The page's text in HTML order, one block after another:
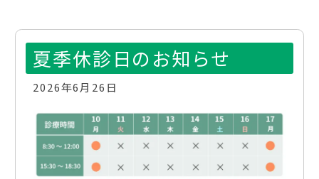
夏季休診日のお知らせ
2026年6月26日